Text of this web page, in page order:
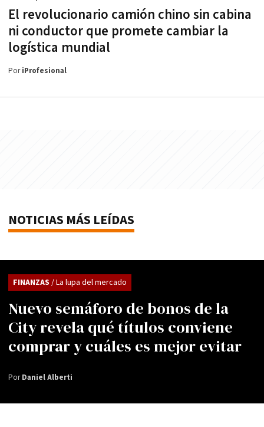
El revolucionario camión chino sin cabina
ni conductor que promete cambiar la
logística mundial
PoriProfesional
NOTICIAS MÁS LEÍDAS
Nuevo semáforo de bonos de la
City revela qué títulos conviene
comprar y cuáles es mejor evitar
FINANZAS / La lupa del mercado
PorDaniel Alberti